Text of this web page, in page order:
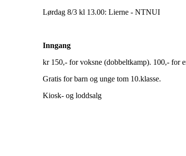
Lørdag 8/3 kl 13.00: Lierne - NTNUI
Inngang
kr 150,- for voksne (dobbeltkamp). 100,- for
Gratis for barn og unge tom 10.klasse.
Kiosk- og loddsalg